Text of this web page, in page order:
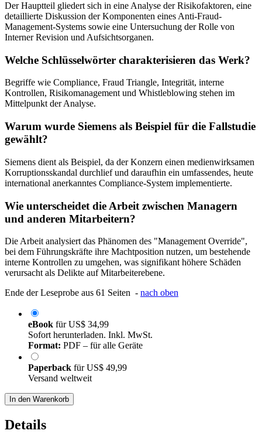
Der Hauptteil gliedert sich in eine Analyse der Risikofaktoren, eine
detaillierte Diskussion der Komponenten eines Anti-Fraud-
Management-Systems sowie eine Untersuchung der Rolle von
Interner Revision und Aufsichtsorganen.
Welche Schlüsselwörter charakterisieren das Werk?
Begriffe wie Compliance, Fraud Triangle, Integrität, interne
Kontrollen, Risikomanagement und Whistleblowing stehen im
Mittelpunkt der Analyse.
Warum wurde Siemens als Beispiel für die Fallstudie
gewählt?
Siemens dient als Beispiel, da der Konzern einen medienwirksamen
Korruptionsskandal durchlief und daraufhin ein umfassendes, heute
international anerkanntes Compliance-System implementierte.
Wie unterscheidet die Arbeit zwischen Managern
und anderen Mitarbeitern?
Die Arbeit analysiert das Phänomen des "Management Override",
bei dem Führungskräfte ihre Machtposition nutzen, um bestehende
interne Kontrollen zu umgehen, was signifikant höhere Schäden
verursacht als Delikte auf Mitarbeiterebene.
Ende der Leseprobe aus 61 Seiten - nach oben
eBook fürUS$ 34,99
Sofort herunterladen. Inkl. MwSt.
Format: PDF – für alle Geräte
Paperback fürUS$ 49,99
Versand weltweit
In den Warenkorb
Details